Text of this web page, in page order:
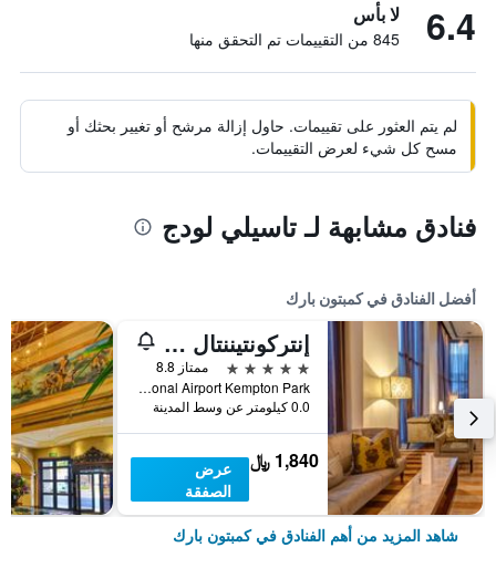
6.4 لا بأس
845 من التقييمات تم التحقق منها
لم يتم العثور على تقييمات. حاول إزالة مرشح أو تغيير بحثك أو
مسح كل شيء لعرض التقييمات.
فنادق مشابهة لـ تاسيلي لودج
أفضل الفنادق في كمبتون بارك
إنتركونتيننتال جوهانسبرج أور تامبو إيربورت هوتِل
5 نجوم
ممتاز 8.8
Opposite Int'l Arrivals Hall,O.R. Tambo International Airport Kempton Park, كمبتون بارك, محافظة غاوتينج, جنوب أفريقيا
0.0 كيلومتر عن وسط المدينة
1,840 ﷼
عرض
الصفقة
شاهد المزيد من أهم الفنادق في كمبتون بارك